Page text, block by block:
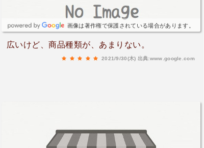
画像は著作権で保護されている場合があります。
広いけど、商品種類が、あまりない。
2021/9/30(木) 出典:www.google.com